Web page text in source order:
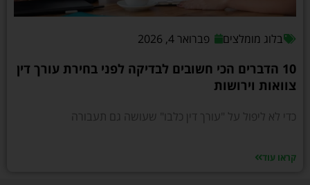
בלוג מומלצים פברואר 4, 2026
10 הדברים הכי חשובים לבדיקה לפני בחירת עורך דין
צוואות וירושות
כדי לא ליפול על "עורך דין כלבו" שעושה גם תעבורה
קראו עוד